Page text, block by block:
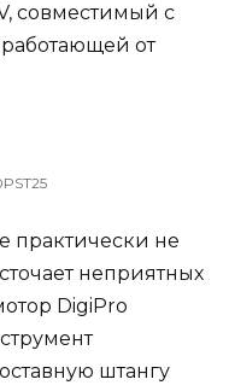
совместимый с
от
практически не
неприятных
DigiPro
штангу